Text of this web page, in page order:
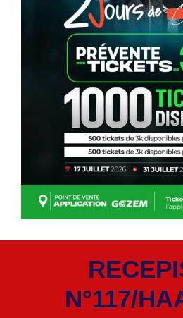
N°117/